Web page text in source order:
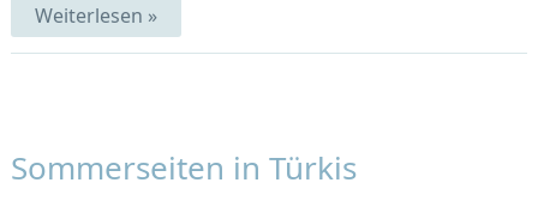
Sommerpunkte,
türkis,
blau
Weiterlesen »
Sommerseiten in Türkis